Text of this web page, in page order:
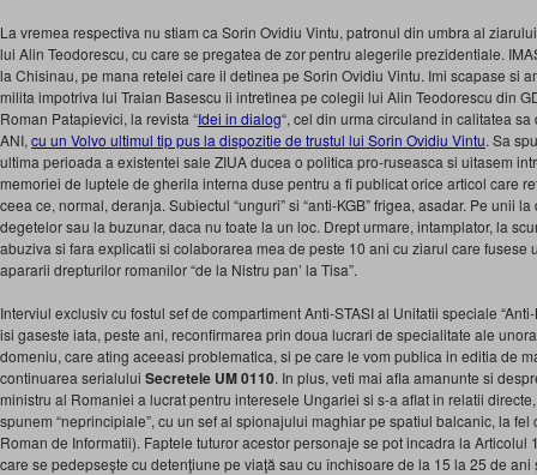
La vremea respectiva nu stiam ca Sorin Ovidiu Vintu, patronul din umbra al
lui Alin Teodorescu, cu care se pregatea de zor pentru alegerile prezidentiale.
la Chisinau, pe mana retelei care il detinea pe Sorin Ovidiu Vintu. Imi scapase si
milita impotriva lui Traian Basescu ii intretinea pe colegii lui Alin Teodorescu din
Roman Patapievici, la revista “Idei in dialog“, cel din urma circuland in calitatea
ANI, cu un Volvo ultimul tip pus la dispozitie de trustul lui Sorin Ovidiu Vintu. Sa
ultima perioada a existentei sale ZIUA ducea o politica pro-ruseasca si uitasem
memoriei de luptele de gherila interna duse pentru a fi publicat orice articol care
ceea ce, normal, deranja. Subiectul “unguri” si “anti-KGB” frigea, asadar. Pe unii
degetelor sau la buzunar, daca nu toate la un loc. Drept urmare, intamplator, la
abuziva si fara explicatii si colaborarea mea de peste 10 ani cu ziarul care fusese
apararii drepturilor romanilor “de la Nistru pan’ la Tisa”.
Interviul exclusiv cu fostul sef de compartiment Anti-STASI al Unitatii speciale
isi gaseste iata, peste ani, reconfirmarea prin doua lucrari de specialitate ale
domeniu, care ating aceeasi problematica, si pe care le vom publica in editia de
continuarea serialului Secretele UM 0110. In plus, veti mai afla amanunte si
ministru al Romaniei a lucrat pentru interesele Ungariei si s-a aflat in relatii
spunem “neprincipiale”, cu un sef al spionajului maghiar pe spatiul balcanic, la fel
Roman de Informatii). Faptele tuturor acestor personaje se pot incadra la Articolul
care se pedepseşte cu detenţiune pe viaţă sau cu închisoare de la 15 la 25 de